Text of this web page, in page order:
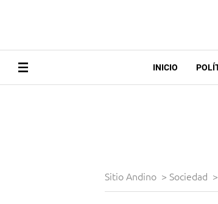
INICIO
Sitio Andino > Sociedad >